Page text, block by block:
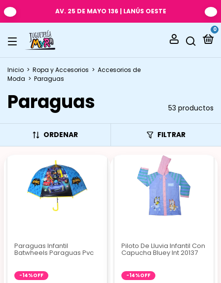
AV. 25 DE MAYO 136 | LANÚS OESTE
0
Inicio > Ropa y Accesorios > Accesorios de
Moda > Paraguas
Paraguas 53 productos
ORDENAR FILTRAR
Paraguas Infantil
Batwheels Paraguas Pvc
-14%OFF
Piloto De Lluvia Infantil Con
Capucha Bluey Int 20137
-14%OFF